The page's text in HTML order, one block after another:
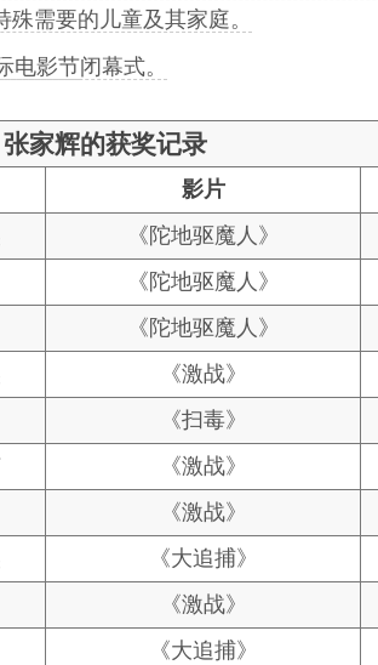
需要的儿童及其家庭。
电影节闭幕式。
张家辉的获奖记录
影片
《陀地驱魔人》
《陀地驱魔人》
《陀地驱魔人》
《激战》
《扫毒》
《激战》
《激战》
《大追捕》
《激战》
《大追捕》